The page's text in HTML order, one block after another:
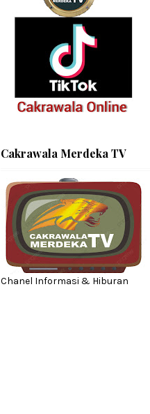
Cakrawala Merdeka TV
Chanel Informasi & Hiburan